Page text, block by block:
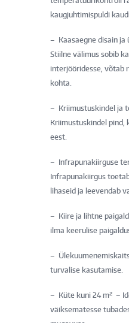
kaugjuhtimispuldi
– Kaasaegne disain
Stiilne välimus sobib
interjööridesse, võtab
kohta.
– Kriimustuskindel ja
Kriimustuskindel pind,
eest.
– Infrapunakiirguse
Infrapunakiirgus
lihaseid ja leevendab
– Kiire ja lihtne
ilma keerulise
–
turvalise kasutamise.
– Küte kuni 24 m² –
väiksematesse